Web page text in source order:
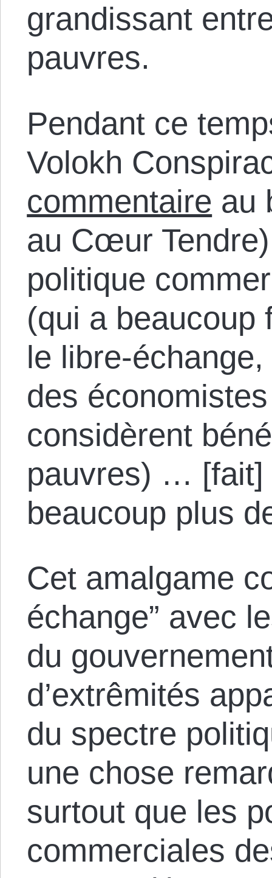
grandissant
pauvres.
Pendant ce
Volokh
commentaire au
au Cœur
politique
(qui a beaucoup
le libre-
des
considèrent
pauvres) … [fait]
beaucoup plus
Cet amalgame
échange” avec
du
d’extrêmités
du spectre
une chose
surtout que les
commerciales